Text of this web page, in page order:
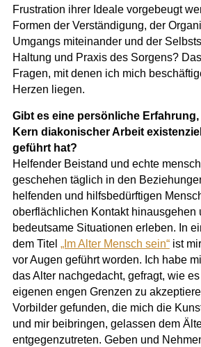
Frustration ihrer Ideale vorgebeugt
Formen der Verständigung, der
Umgangs miteinander und der
Haltung und Praxis des Sorgens?
Fragen, mit denen ich mich
Herzen liegen.
Gibt es eine persönliche
Kern diakonischer Arbeit
geführt hat?
Helfender Beistand und echte
geschehen täglich in den
helfenden und hilfsbedürftigen
oberflächlichen Kontakt hinausgehen
bedeutsame Situationen erleben. In
dem Titel „Im Alter Mensch sein“ist
vor Augen geführt worden. Ich habe
das Alter nachgedacht, gefragt, wie
eigenen engen Grenzen zu
Vorbilder gefunden, die mich die
und mir beibringen, gelassen dem
entgegenzutreten. Geben und